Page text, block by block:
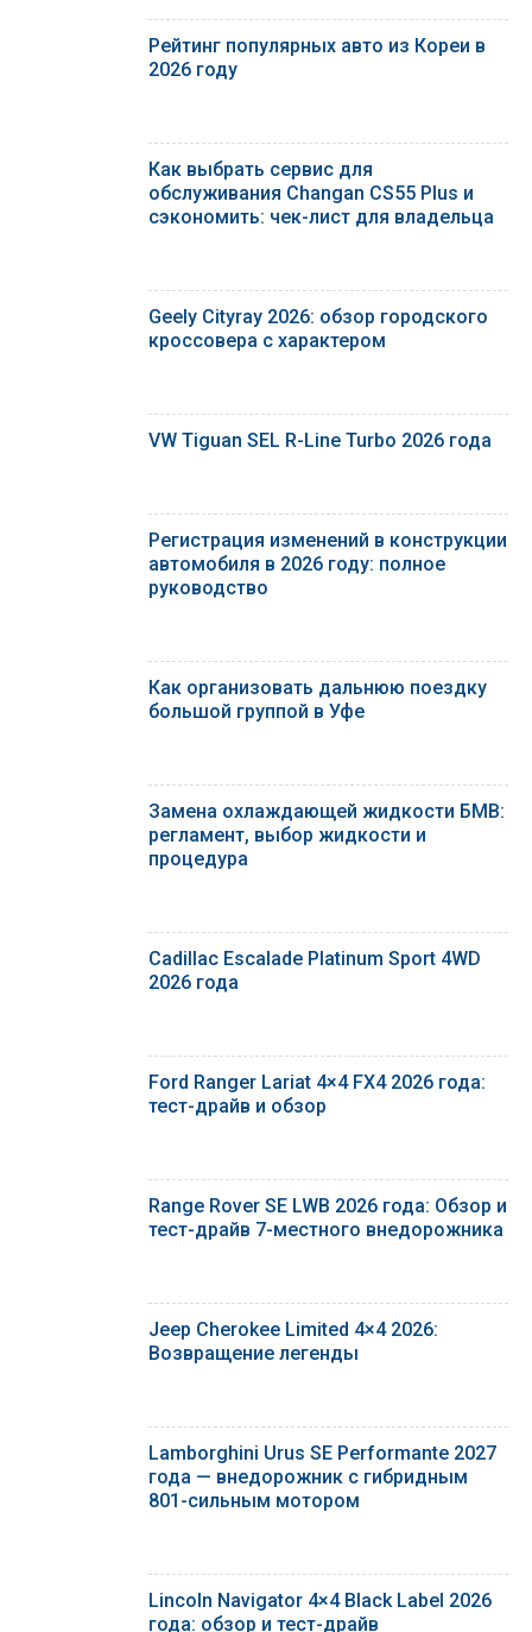
Рейтинг популярных авто из Кореи в
2026 году
Как выбрать сервис для
обслуживания Changan CS55 Plus и
сэкономить: чек-лист для владельца
Geely Cityray 2026: обзор городского
кроссовера с характером
VW Tiguan SEL R-Line Turbo 2026 года
Регистрация изменений в конструкции
автомобиля в 2026 году: полное
руководство
Как организовать дальнюю поездку
большой группой в Уфе
Замена охлаждающей жидкости БМВ:
регламент, выбор жидкости и
процедура
Cadillac Escalade Platinum Sport 4WD
2026 года
Ford Ranger Lariat 4×4 FX4 2026 года:
тест-драйв и обзор
Range Rover SE LWB 2026 года: Обзор и
тест-драйв 7-местного внедорожника
Jeep Cherokee Limited 4×4 2026:
Возвращение легенды
Lamborghini Urus SE Performante 2027
года — внедорожник с гибридным
801-сильным мотором
Lincoln Navigator 4×4 Black Label 2026
года: обзор и тест-драйв